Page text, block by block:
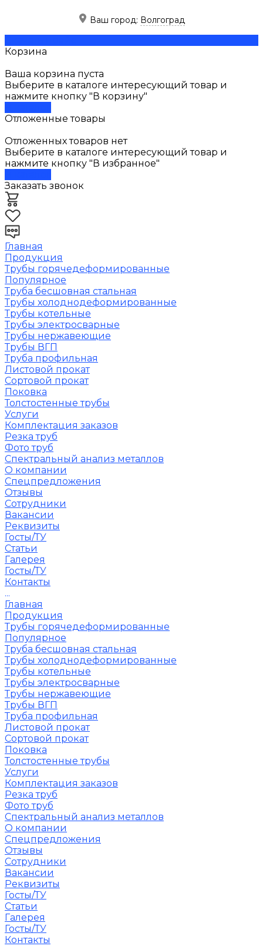
Ваш город: Волгоград
Корзина
Ваша корзина пуста
Выберите в каталоге интересующий товар и
нажмите кнопку "В корзину"
Отложенные товары
Отложенных товаров нет
Выберите в каталоге интересующий товар и
нажмите кнопку "В избранное"
Заказать звонок
Главная
Продукция
Трубы горячедеформированные
Популярное
Труба бесшовная стальная
Трубы холоднодеформированные
Трубы котельные
Трубы электросварные
Трубы нержавеющие
Трубы ВГП
Труба профильная
Листовой прокат
Сортовой прокат
Поковка
Толстостенные трубы
Услуги
Комплектация заказов
Резка труб
Фото труб
Спектральный анализ металлов
О компании
Спецпредложения
Отзывы
Сотрудники
Вакансии
Реквизиты
Госты/ТУ
Статьи
Галерея
Госты/ТУ
Контакты
...
Главная
Продукция
Трубы горячедеформированные
Популярное
Труба бесшовная стальная
Трубы холоднодеформированные
Трубы котельные
Трубы электросварные
Трубы нержавеющие
Трубы ВГП
Труба профильная
Листовой прокат
Сортовой прокат
Поковка
Толстостенные трубы
Услуги
Комплектация заказов
Резка труб
Фото труб
Спектральный анализ металлов
О компании
Спецпредложения
Отзывы
Сотрудники
Вакансии
Реквизиты
Госты/ТУ
Статьи
Галерея
Госты/ТУ
Контакты